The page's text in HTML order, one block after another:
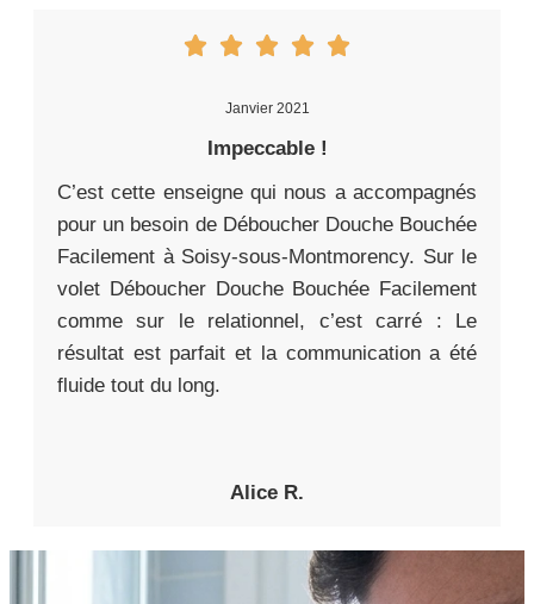
Janvier 2021
Impeccable !
C’est cette enseigne qui nous a accompagnés
pour un besoin de Déboucher Douche Bouchée
Facilement à Soisy-sous-Montmorency. Sur le
volet Déboucher Douche Bouchée Facilement
comme sur le relationnel, c’est carré : Le
résultat est parfait et la communication a été
fluide tout du long.
Alice R.